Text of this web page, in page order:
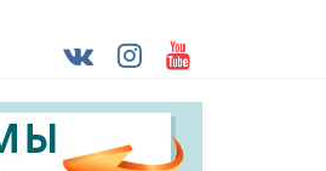
Осколе